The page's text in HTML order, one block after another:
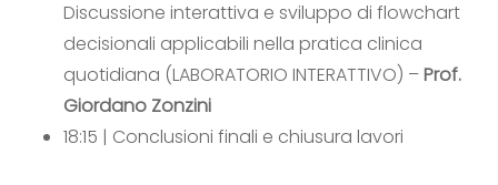
Discussione interattiva e sviluppo di flowchart
decisionali applicabili nella pratica clinica
quotidiana (LABORATORIO INTERATTIVO) –Prof.
Giordano Zonzini
18:15 | Conclusioni finali e chiusura lavori